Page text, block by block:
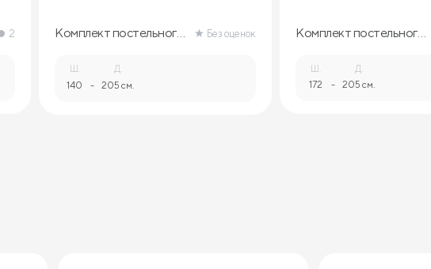
2
Комплект постельного
Без оценок
Ш.
140 -
Д.
205 см.
Комплект постельного
Ш.
172 -
Д.
205 см.